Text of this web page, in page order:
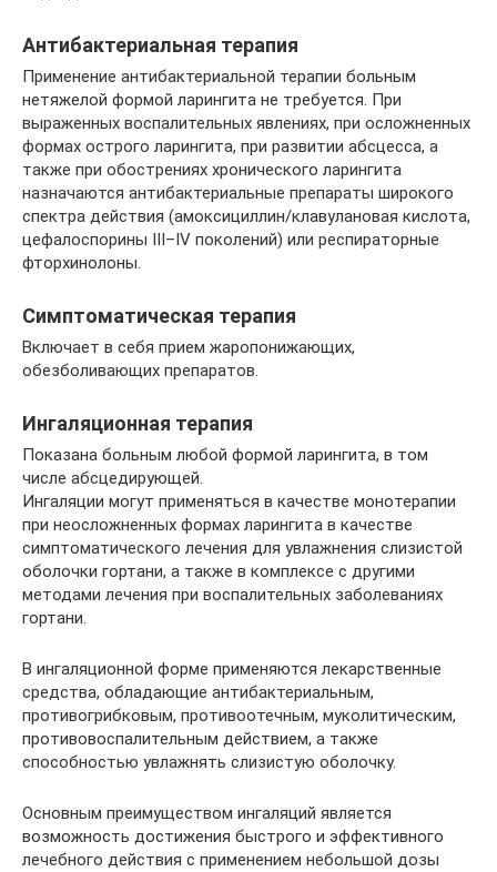
Антибактериальная терапия
Применение антибактериальной терапии больным
нетяжелой формой ларингита не требуется. При
выраженных воспалительных явлениях, при осложненных
формах острого ларингита, при развитии абсцесса, а
также при обострениях хронического ларингита
назначаются антибактериальные препараты широкого
спектра действия (амоксициллин/клавулановая кислота,
цефалоспорины III–IV поколений) или респираторные
фторхинолоны.
Симптоматическая терапия
Включает в себя прием жаропонижающих,
обезболивающих препаратов.
Ингаляционная терапия
Показана больным любой формой ларингита, в том
числе абсцедирующей.
Ингаляции могут применяться в качестве монотерапии
при неосложненных формах ларингита в качестве
симптоматического лечения для увлажнения слизистой
оболочки гортани, а также в комплексе с другими
методами лечения при воспалительных заболеваниях
гортани.
В ингаляционной форме применяются лекарственные
средства, обладающие антибактериальным,
противогрибковым, противоотечным, муколитическим,
противовоспалительным действием, а также
способностью увлажнять слизистую оболочку.
Основным преимуществом ингаляций является
возможность достижения быстрого и эффективного
лечебного действия с применением небольшой дозы